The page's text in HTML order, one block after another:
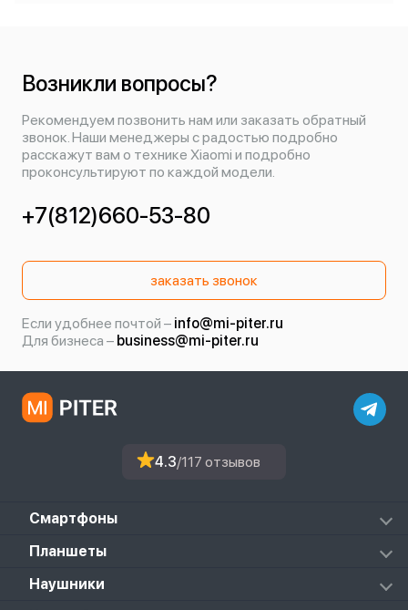
Возникли вопросы?
Рекомендуем позвонить нам или заказать обратный
звонок. Наши менеджеры с радостью подробно
расскажут вам о технике Xiaomi и подробно
проконсультируют по каждой модели.
+7(812)660-53-80
заказать звонок
Если удобнее почтой – info@mi-piter.ru
Для бизнеса – business@mi-piter.ru
4.3/117 отзывов
Смартфоны
Redmi
Mi
Планшеты
Mi Pad 6S Pro
Наушники